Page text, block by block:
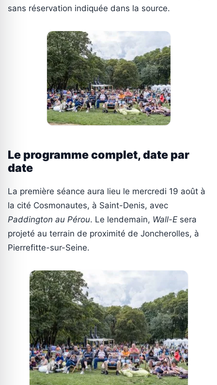
sans réservation indiquée dans la source.
Le programme complet, date par
date
La première séance aura lieu le mercredi 19 août à
la cité Cosmonautes, à Saint-Denis, avec
Paddington au Pérou. Le lendemain, Wall-E sera
projeté au terrain de proximité de Joncherolles, à
Pierrefitte-sur-Seine.